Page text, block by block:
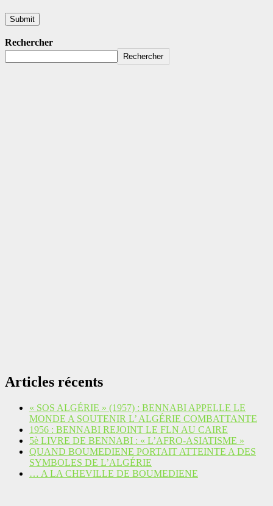
Rechercher
Rechercher
Articles récents
« SOS ALGÉRIE » (1957) : BENNABI APPELLE LE
MONDE A SOUTENIR L’ ALGÉRIE COMBATTANTE
1956 : BENNABI REJOINT LE FLN AU CAIRE
5è LIVRE DE BENNABI : « L’AFRO-ASIATISME »
QUAND BOUMEDIENE PORTAIT ATTEINTE A DES
SYMBOLES DE L’ALGÉRIE
… A LA CHEVILLE DE BOUMEDIENE